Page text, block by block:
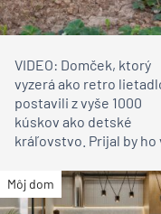
VIDEO: Domček, ktorý
vyzerá ako retro
postavili z vyše 1000
kúskov ako detské
kráľovstvo. Prijal by ho
Môj dom